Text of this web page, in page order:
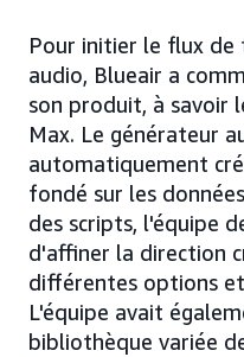
Pour initier le flux de
audio, Blueair a
son produit, à savoir
Max. Le générateur
automatiquement
fondé sur les
des scripts, l'équipe
d'affiner la direction
différentes options
L'équipe avait
bibliothèque variée